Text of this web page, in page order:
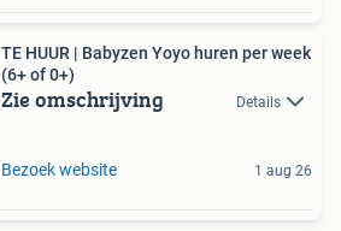
TE HUUR | Babyzen Yoyo huren per week
(6+ of 0+)
Zie omschrijving Details
Bezoek website 1 aug 26